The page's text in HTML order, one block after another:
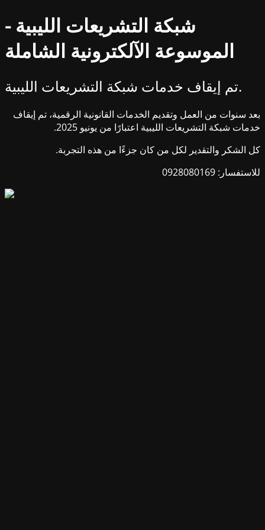
شبكة التشريعات الليبية -
الموسوعة الآلكترونية الشاملة
تم إيقاف خدمات شبكة التشريعات الليبية.
بعد سنوات من العمل وتقديم الخدمات القانونية الرقمية، تم إيقاف
خدمات شبكة التشريعات الليبية اعتبارًا من يونيو 2025.
كل الشكر والتقدير لكل من كان جزءًا من هذه التجربة.
للاستفسار: 0928080169